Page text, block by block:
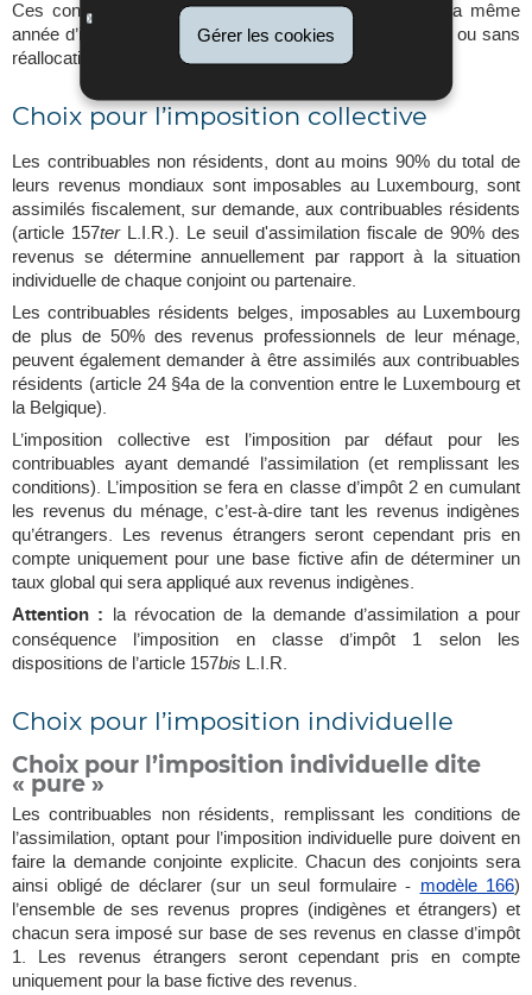
Gérer les cookies
Ces contribuables peuvent également demander pour la même
année d’imposition pour une imposition individuelle avec ou sans
réallocation de revenu.
Choix pour l’imposition collective
Les contribuables non résidents, dont au moins 90% du total de
leurs revenus mondiaux sont imposables au Luxembourg, sont
assimilés fiscalement, sur demande, aux contribuables résidents
(article 157terL.I.R.). Le seuil d'assimilation fiscale de 90% des
revenus se détermine annuellement par rapport à la situation
individuelle de chaque conjoint ou partenaire.
Les contribuables résidents belges, imposables au Luxembourg
de plus de 50% des revenus professionnels de leur ménage,
peuvent également demander à être assimilés aux contribuables
résidents (article 24 §4a de la convention entre le Luxembourg et
la Belgique).
L’imposition collective est l’imposition par défaut pour les
contribuables ayant demandé l’assimilation (et remplissant les
conditions). L’imposition se fera en classe d’impôt 2 en cumulant
les revenus du ménage, c’est-à-dire tant les revenus indigènes
qu’étrangers. Les revenus étrangers seront cependant pris en
compte uniquement pour une base fictive afin de déterminer un
taux global qui sera appliqué aux revenus indigènes.
Attention : la révocation de la demande d’assimilation a pour
conséquence l’imposition en classe d’impôt 1 selon les
dispositions de l’article 157bis L.I.R.
Choix pour l’imposition individuelle
Choix pour l’imposition individuelle dite
« pure »
Les contribuables non résidents, remplissant les conditions de
l’assimilation, optant pour l’imposition individuelle pure doivent en
faire la demande conjointe explicite. Chacun des conjoints sera
ainsi obligé de déclarer (sur un seul formulaire - modèle 166)
l’ensemble de ses revenus propres (indigènes et étrangers) et
chacun sera imposé sur base de ses revenus en classe d’impôt
1. Les revenus étrangers seront cependant pris en compte
uniquement pour la base fictive des revenus.